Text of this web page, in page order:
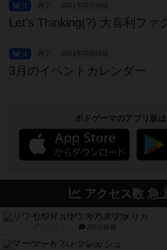
終了 2021年03月06日
1
3月のイベントカレンダー
終了 2021年03月01日
1
ボドゲーマのアプリ版
アクセス数 急
リワイルド：サウスアメリカ
2件の投稿
マーケットフレッシュ